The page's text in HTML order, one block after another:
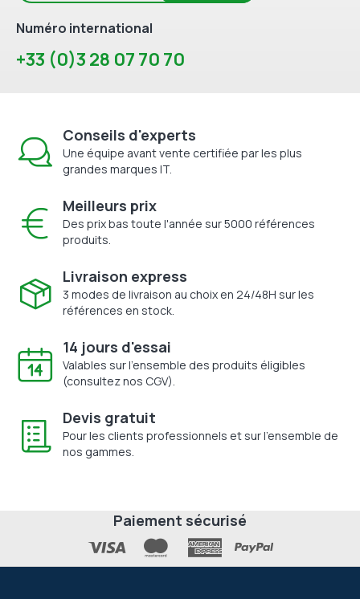
Numéro international
+33 (0)3 28 07 70 70
Conseils d'experts
Une équipe avant vente certifiée par les plus
grandes marques IT.
Meilleurs prix
Des prix bas toute l'année sur 5000 références
produits.
Livraison express
3 modes de livraison au choix en 24/48H sur les
références en stock.
14 jours d'essai
Valables sur l'ensemble des produits éligibles
(consultez nos CGV).
Devis gratuit
Pour les clients professionnels et sur l'ensemble de
nos gammes.
Paiement sécurisé